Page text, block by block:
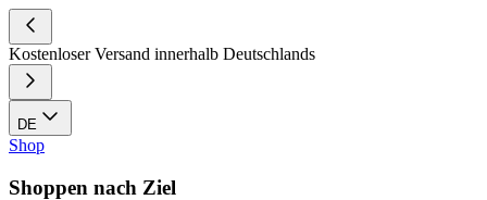
Kostenloser Versand innerhalb Deutschlands
DE
Shop
Shoppen nach Ziel